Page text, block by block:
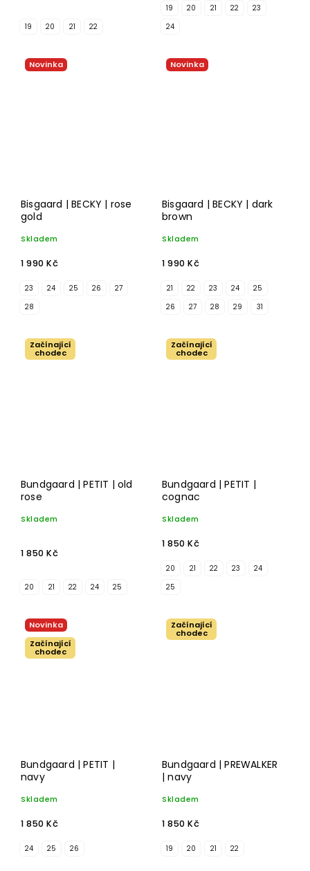
19 20 21 22
19 20 21 22 23
24
Novinka
Bisgaard | BECKY | rose
gold
Skladem
1 990 Kč
23 24 25 26 27
28
Novinka
Bisgaard | BECKY | dark
brown
Skladem
1 990 Kč
21 22 23 24 25
26 27 28 29 31
Začínající
chodec
Bundgaard | PETIT | old
rose
Skladem
1 850 Kč
20 21 22 24 25
Začínající
chodec
Bundgaard | PETIT |
cognac
Skladem
1 850 Kč
20 21 22 23 24
25
Novinka
Začínající
chodec
Bundgaard | PETIT |
navy
Skladem
1 850 Kč
24 25 26
Začínající
chodec
Bundgaard | PREWALKER
| navy
Skladem
1 850 Kč
19 20 21 22